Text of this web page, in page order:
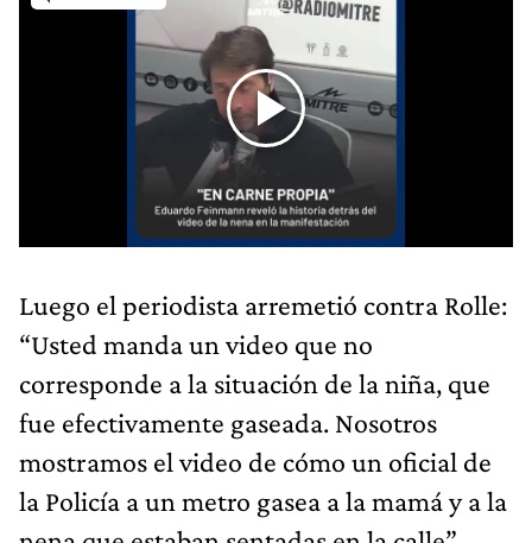
Luego el periodista arremetió contra Rolle:
“Usted manda un video que no
corresponde a la situación de la niña, que
fue efectivamente gaseada. Nosotros
mostramos el video de cómo un oficial de
la Policía a un metro gasea a la mamá y a la